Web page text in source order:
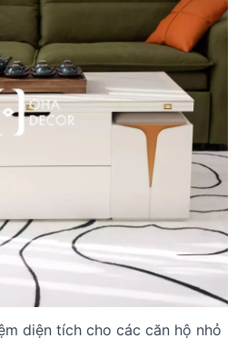
diện tích cho các căn hộ nhỏ